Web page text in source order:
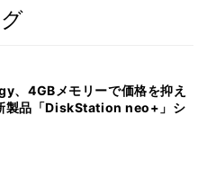
、4GBメモリーで価格を抑え
製品「DiskStation neo+」シ